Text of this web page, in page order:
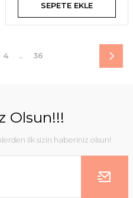
SEPETE EKLE
4 .. 36
Olsun!!!
ilk sizin haberiniz olsun!